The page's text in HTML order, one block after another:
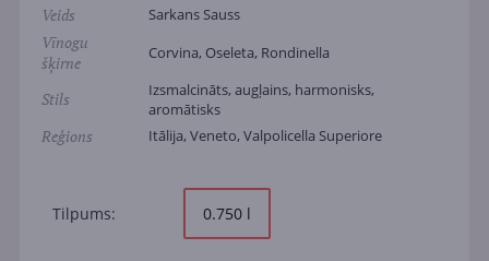
Veids Sarkans Sauss
Vīnogu
šķirne
Corvina, Oseleta, Rondinella
Stils
Izsmalcināts, augļains, harmonisks,
aromātisks
Reģions Itālija, Veneto, Valpolicella Superiore
Tilpums: 0.750 l